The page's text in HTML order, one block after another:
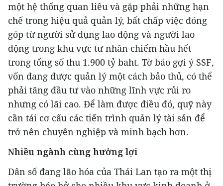
một hệ thống quan liêu và gặp phải những hạn
chế trong hiệu quả quản lý, bất chấp việc đóng
góp từ người sử dụng lao động và người lao
động trong khu vực tư nhân chiếm hầu hết
trong tổng số thu 1.900 tỷ baht. Tờ báo gợi ý SSF,
vốn đang được quản lý một cách bảo thủ, có thể
phải tăng đầu tư vào những lĩnh vực rủi ro
nhưng có lãi cao. Để làm được điều đó, quỹ này
cần tái cơ cấu các tiến trình quản lý tài sản để
trở nên chuyên nghiệp và minh bạch hơn.
Nhiều ngành cùng hưởng lợi
Dân số đang lão hóa của Thái Lan tạo ra một thị